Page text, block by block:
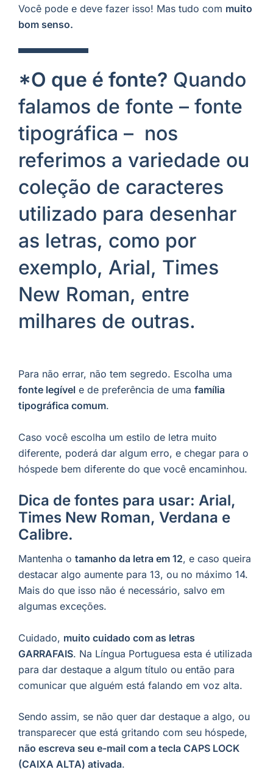
Você pode e deve fazer isso! Mas tudo com muito
bom senso.
*O que é fonte? Quando
falamos de fonte – fonte
tipográfica – nos
referimos a variedade ou
coleção de caracteres
utilizado para desenhar
as letras, como por
exemplo, Arial, Times
New Roman, entre
milhares de outras.
Para não errar, não tem segredo. Escolha uma
fonte legível e de preferência de uma família
tipográfica comum.
Caso você escolha um estilo de letra muito
diferente, poderá dar algum erro, e chegar para o
hóspede bem diferente do que você encaminhou.
Dica de fontes para usar: Arial,
Times New Roman, Verdana e
Calibre.
Mantenha o tamanho da letra em 12, e caso queira
destacar algo aumente para 13, ou no máximo 14.
Mais do que isso não é necessário, salvo em
algumas exceções.
Cuidado, muito cuidado com as letras
GARRAFAIS. Na Língua Portuguesa esta é utilizada
para dar destaque a algum título ou então para
comunicar que alguém está falando em voz alta.
Sendo assim, se não quer dar destaque a algo, ou
transparecer que está gritando com seu hóspede,
não escreva seu e-mail com a tecla CAPS LOCK
(CAIXA ALTA) ativada.